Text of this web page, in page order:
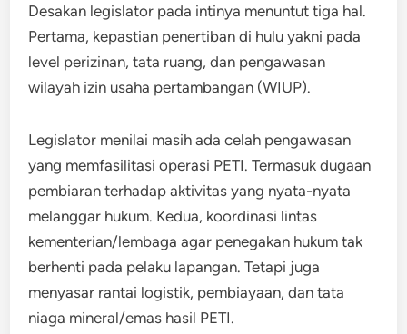
Desakan legislator pada intinya menuntut tiga hal.
Pertama, kepastian penertiban di hulu yakni pada
level perizinan, tata ruang, dan pengawasan
wilayah izin usaha pertambangan (WIUP).
Legislator menilai masih ada celah pengawasan
yang memfasilitasi operasi PETI. Termasuk dugaan
pembiaran terhadap aktivitas yang nyata-nyata
melanggar hukum. Kedua, koordinasi lintas
kementerian/lembaga agar penegakan hukum tak
berhenti pada pelaku lapangan. Tetapi juga
menyasar rantai logistik, pembiayaan, dan tata
niaga mineral/emas hasil PETI.